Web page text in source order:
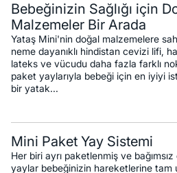
Bebeğinizin Sağlığı için
Malzemeler Bir Arada
Yataş Mini'nin doğal malzemelere
neme dayanıklı hindistan cevizi lifi,
lateks ve vücudu daha fazla farklı
paket yaylarıyla bebeği için en iyiyi
bir yatak...
Mini Paket Yay Sistemi
Her biri ayrı paketlenmiş ve
yaylar bebeğinizin hareketlerine tam